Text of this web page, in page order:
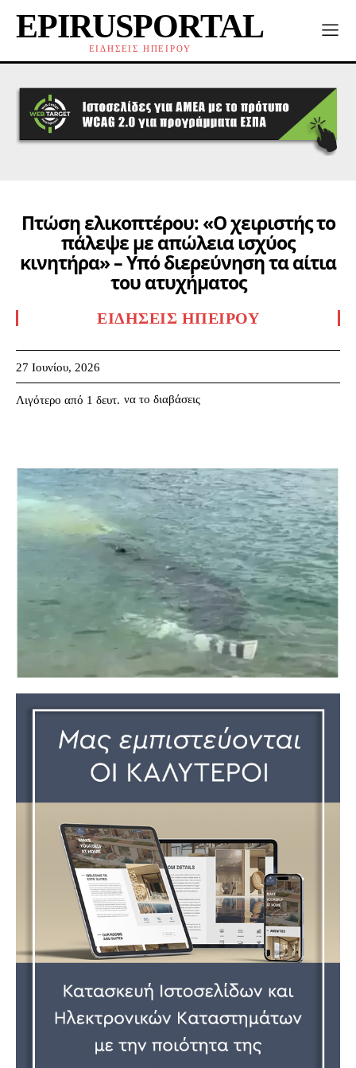
EPIRUSPORTAL
ΕΙΔΗΣΕΙΣ ΗΠΕΙΡΟΥ
Πτώση ελικοπτέρου: «Ο χειριστής το
πάλεψε με απώλεια ισχύος
κινητήρα» – Υπό διερεύνηση τα αίτια
του ατυχήματος
ΕΙΔΉΣΕΙΣ ΗΠΕΊΡΟΥ
27 Ιουνίου, 2026
Λιγότερο από 1 δευτ. να το διαβάσεις